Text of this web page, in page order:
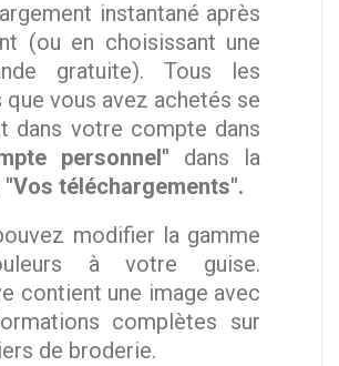
instantané après
(ou en choisissant une
gratuite). Tous les
que vous avez achetés se
dans votre compte dans
personnel" dans la
"Vos téléchargements".
modifier la gamme
à votre guise.
contient une image avec
complètes sur
de broderie.